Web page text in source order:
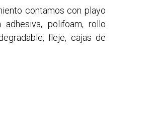
contamos con playo
polifoam, rollo
fleje, cajas de